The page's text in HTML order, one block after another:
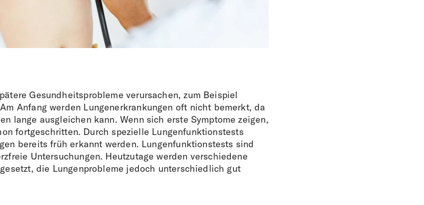
Gesundheitsprobleme verursachen, zum Beispiel
Anfang werden Lungenerkrankungen oft nicht bemerkt, da
lange ausgleichen kann. Wenn sich erste Symptome zeigen,
fortgeschritten. Durch spezielle Lungenfunktionstests
bereits früh erkannt werden. Lungenfunktionstests sind
Untersuchungen. Heutzutage werden verschiedene
die Lungenprobleme jedoch unterschiedlich gut